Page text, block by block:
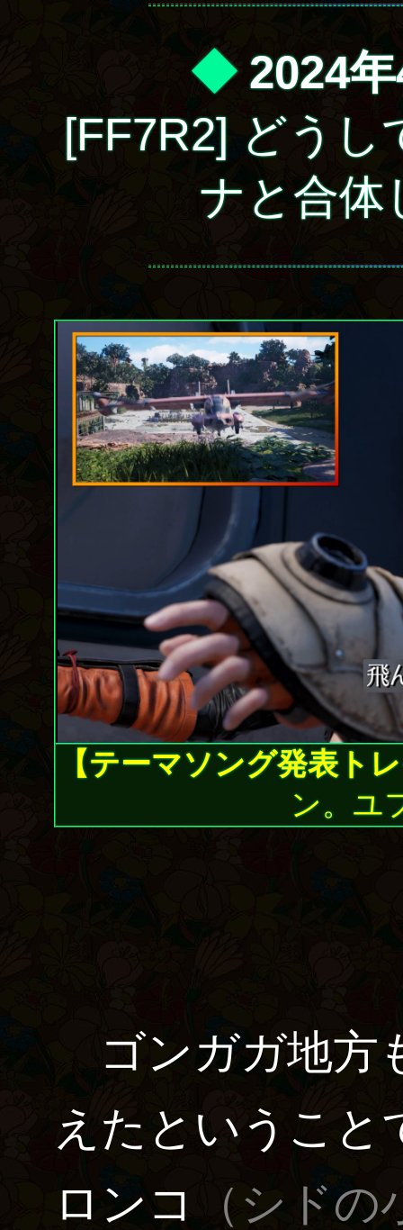
◆2024
[FF7R2] どうし
ナと合
【テーマソング発表ト
ン。ユ
ゴンガガ地方
えたということ
ロンコ
（シド